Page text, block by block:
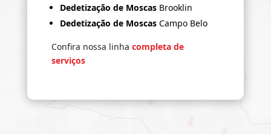
Dedetização de Moscas Brooklin
Dedetização de Moscas Campo Belo
Confira nossa linha completa de
serviços